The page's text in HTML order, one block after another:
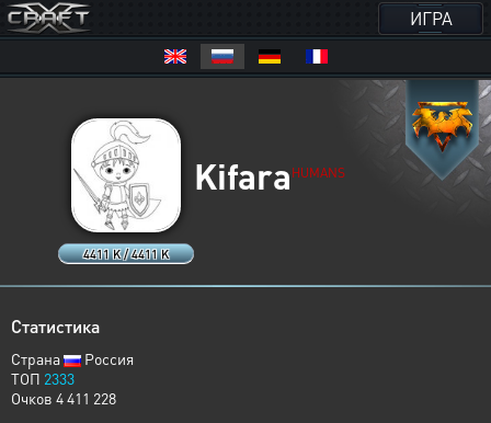
ИГРА
4411 K / 4411 K
Kifara HUMANS
Статистика
Страна
Россия
ТОП 2333
Очков 4 411 228